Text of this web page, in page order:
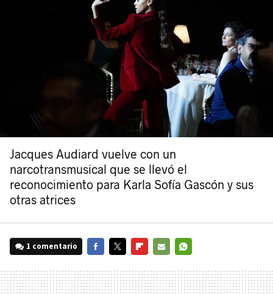
Jacques Audiard vuelve con un
narcotransmusical que se llevó el
reconocimiento para Karla Sofía Gascón y sus
otras atrices
1 comentario
MAIL